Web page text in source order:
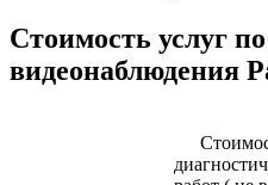
Стоимость услуг
видеонаблюдения